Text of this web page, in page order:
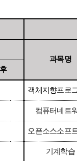
과목명
후
객체지향프로
컴퓨터네트
오픈소스소프
기계학습